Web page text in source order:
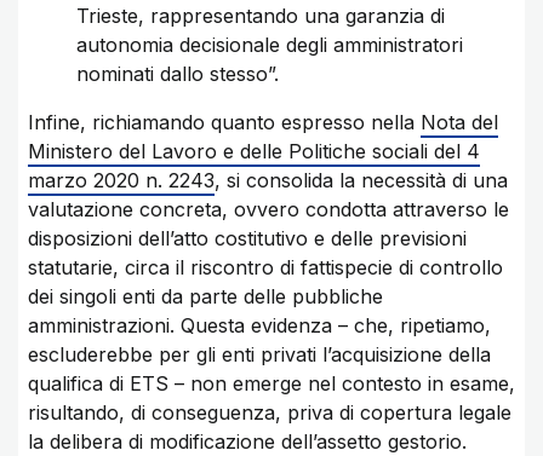
Trieste, rappresentando una garanzia di
autonomia decisionale degli amministratori
nominati dallo stesso”.
Infine, richiamando quanto espresso nella Nota del
Ministero del Lavoro e delle Politiche sociali del 4
marzo 2020 n. 2243, si consolida la necessità di una
valutazione concreta, ovvero condotta attraverso le
disposizioni dell’atto costitutivo e delle previsioni
statutarie, circa il riscontro di fattispecie di controllo
dei singoli enti da parte delle pubbliche
amministrazioni. Questa evidenza – che, ripetiamo,
escluderebbe per gli enti privati l’acquisizione della
qualifica di ETS – non emerge nel contesto in esame,
risultando, di conseguenza, priva di copertura legale
la delibera di modificazione dell’assetto gestorio.